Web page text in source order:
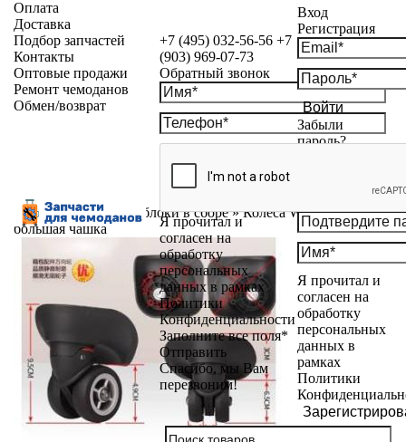
+7 (495) 032-56-56 +7
(903) 969-07-73
Обратный звонок
Я прочитал и
согласен на
обработку
персональных
данных в рамках
Политики
Конфиденциальности
Заполните все поля*
Отправить
Спасибо, мы Вам
перезвоним!
Вход
Регистрация
Войти
Забыли
пароль?
Я прочитал и
согласен на
обработку
персональных
данных в
рамках
Политики
Оплата
Доставка
Подбор запчастей
Контакты
Оптовые продажи
Ремонт чемоданов
Обмен/возврат
Каталог»Колесные блоки в сборе»Колеса W-095/2
большая чашка